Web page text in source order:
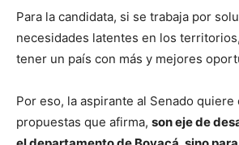
Para la candidata, si se trabaja por
necesidades latentes en los
tener un país con más y mejores
Por eso, la aspirante al Senado
propuestas que afirma, son eje de